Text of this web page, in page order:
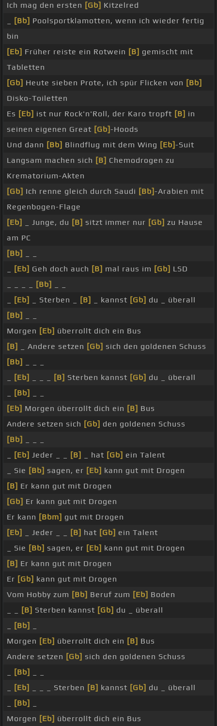
Ich mag den ersten [Gb] Kitzelred
[Bb] Poolsportklamotten, wenn ich wieder fertig
bin
[Eb] Früher reiste ein Rotwein [B] gemischt mit
Tabletten
[Gb] Heute sieben Prote, ich spür Flicken von [Bb]
Disko-Toiletten
Es [Eb] ist nur Rock'n'Roll, der Karo tropft [B] in
seinen eigenen Great [Gb]-Hoods
Und dann [Bb] Blindflug mit dem Wing [Eb]-Suit
Langsam machen sich [B] Chemodrogen zu
Krematorium-Akten
[Gb] Ich renne gleich durch Saudi [Bb]-Arabien mit
Regenbogen-Flage
[Eb]
_ Junge, du [B] sitzt immer nur [Gb] zu Hause
am PC
[Bb]
[Eb] Geh doch auch [B] mal raus im [Gb] LSD
[Bb]
[Eb] _ Sterben _ [B] _ kannst [Gb] du _ überall
[Bb]
Morgen [Eb] überrollt dich ein Bus
[B]
_ Andere setzen [Gb] sich den goldenen Schuss
[Bb]
[Eb] [B] Sterben kannst [Gb] du _ überall
[Bb]
[Eb] Morgen überrollt dich ein [B] Bus
Andere setzen sich [Gb] den goldenen Schuss
[Bb]
[Eb] Jeder _ _ [B] _ hat [Gb] ein Talent
_ Sie [Bb] sagen, er [Eb] kann gut mit Drogen
[B] Er kann gut mit Drogen
[Gb] Er kann gut mit Drogen
Er kann [Bbm] gut mit Drogen
[Eb]
_ Jeder _ _ [B] hat [Gb] ein Talent
_ Sie [Bb] sagen, er [Eb] kann gut mit Drogen
[B] Er kann gut mit Drogen
Er [Gb] kann gut mit Drogen
Vom Hobby zum [Bb] Beruf zum [Eb] Boden
[B] Sterben kannst [Gb] du _ überall
[Bb]
Morgen [Eb] überrollt dich ein [B] Bus
Andere setzen [Gb] sich den goldenen Schuss
[Bb]
[Eb] _ _ _ Sterben [B] kannst [Gb] du _ überall
[Bb]
Morgen [Eb] überrollt dich ein Bus